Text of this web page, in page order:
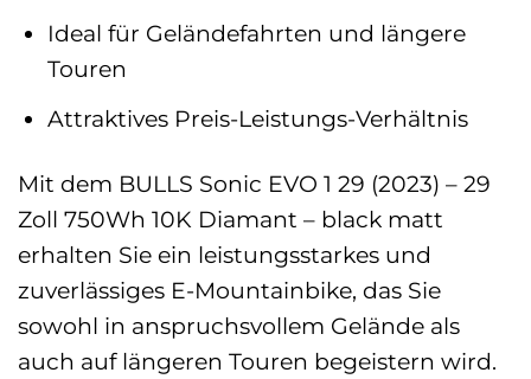
Ideal für Geländefahrten und längere
Touren
Attraktives Preis-Leistungs-Verhältnis
Mit dem BULLS Sonic EVO 1 29 (2023) – 29
Zoll 750Wh 10K Diamant – black matt
erhalten Sie ein leistungsstarkes und
zuverlässiges E-Mountainbike, das Sie
sowohl in anspruchsvollem Gelände als
auch auf längeren Touren begeistern wird.